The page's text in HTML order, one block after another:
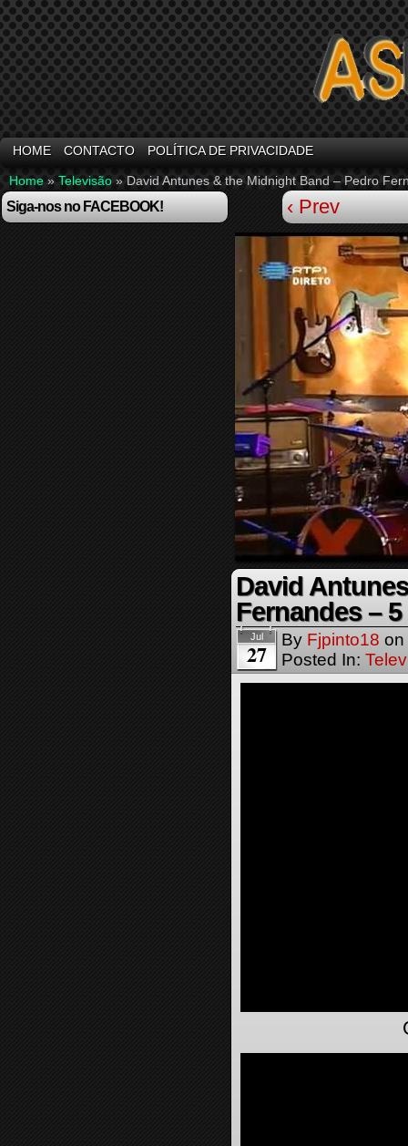
HOME CONTACTO POLÍTICA DE PRIVACIDADE
Home » Televisão » David Antunes & the Midnight Band – Pedro
Siga-nos no FACEBOOK! ‹ Prev
David
Fernandes –
Jul
27 By Fjpinto18 on
Posted In: